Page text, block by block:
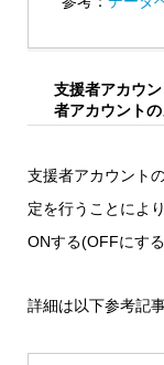
支援者アカウ
者アカウント
支援者アカウント
定を行うことによ
ONする(OFFにす
詳細は以下参考記